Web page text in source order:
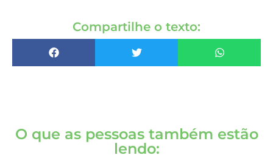
Compartilhe o texto:
O que as pessoas também estão
lendo: